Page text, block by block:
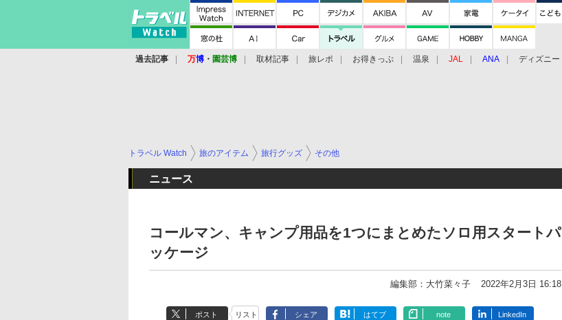
過去記事 万博 ・ 園芸博 取材記事 旅レポ お得きっぷ 温泉 JAL ANA ディズニー
トラベル Watch 旅のアイテム 旅行グッズ その他
ニュース
コールマン、キャンプ用品を1つにまとめたソロ用スタートパ
ッケージ
編集部：大竹菜々子 2022年2月3日 16:18
ポスト リスト シェア はてブ note LinkedIn